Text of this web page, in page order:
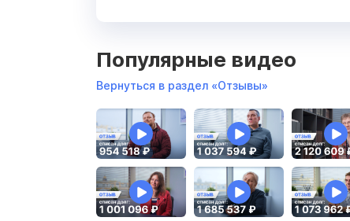
Популярные видео
Вернуться в раздел «Отзывы»